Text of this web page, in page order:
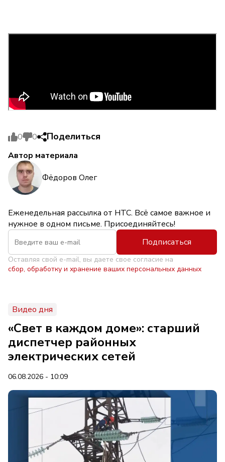
0 0 Поделиться
Автор материала
Фёдоров Олег
Еженедельная рассылка от НТС. Всё самое важное и
нужное в одном письме. Присоединяйтесь!
Подписаться
Оставляя свой e-mail, вы даете свое согласие на
сбор, обработку и хранение ваших персональных данных
Видео дня
«Свет в каждом доме»: старший
диспетчер районных
электрических сетей
06.08.2026 - 10:09